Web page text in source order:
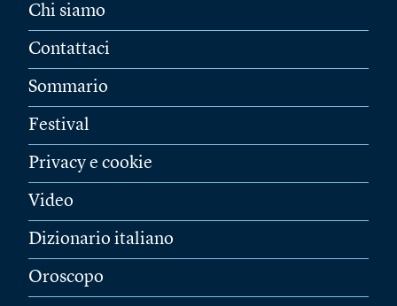
Chi siamo
Contattaci
Sommario
Festival
Privacy e cookie
Video
Dizionario italiano
Oroscopo